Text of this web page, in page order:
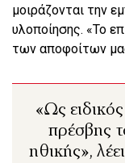
μοιράζονται την
υλοποίησης. «Το
των αποφοίτων
«Ως
πρέσβης
ηθικής»,